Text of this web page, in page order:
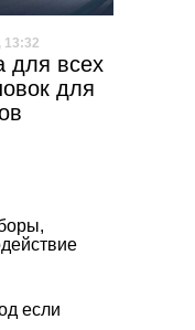
для всех
для
13:32
если